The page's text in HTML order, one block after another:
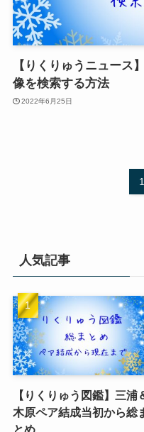
【りくりゅうニュース
像を検索する方法
2022年6月25日
1
人気記事
【りくりゅう図鑑】三浦
木原ペア結成当初から総
とめ